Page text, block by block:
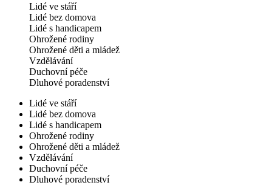
Lidé ve stáří
Lidé bez domova
Lidé s handicapem
Ohrožené rodiny
Ohrožené děti a mládež
Vzdělávání
Duchovní péče
Dluhové poradenství
Lidé ve stáří
Lidé bez domova
Lidé s handicapem
Ohrožené rodiny
Ohrožené děti a mládež
Vzdělávání
Duchovní péče
Dluhové poradenství